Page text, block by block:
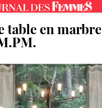
table en marbre